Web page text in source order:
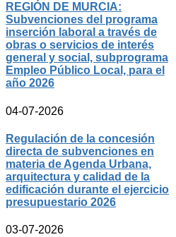
REGIÓN DE MURCIA:
Subvenciones del programa
inserción laboral a través de
obras o servicios de interés
general y social, subprograma
Empleo Público Local, para el
año 2026
04-07-2026
Regulación de la concesión
directa de subvenciones en
materia de Agenda Urbana,
arquitectura y calidad de la
edificación durante el ejercicio
presupuestario 2026
03-07-2026